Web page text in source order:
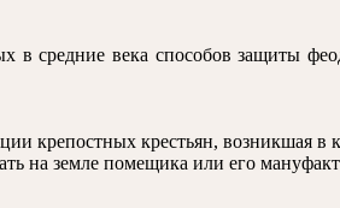
в средние века способов защиты
крепостных крестьян, возникшая
на земле помещика или его